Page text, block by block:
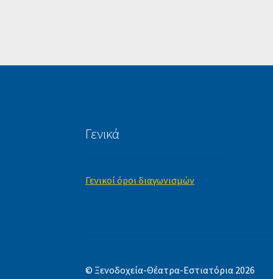
Γενικά
Γενικοί όροι διαγωνισμών
© Ξενοδοχεία-Θέατρα-Εστιατόρια 2026